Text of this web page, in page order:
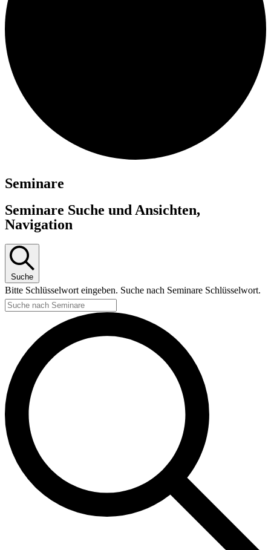
Seminare
Seminare Suche und Ansichten,
Navigation
Suche
Bitte Schlüsselwort eingeben. Suche nach Seminare Schlüsselwort.